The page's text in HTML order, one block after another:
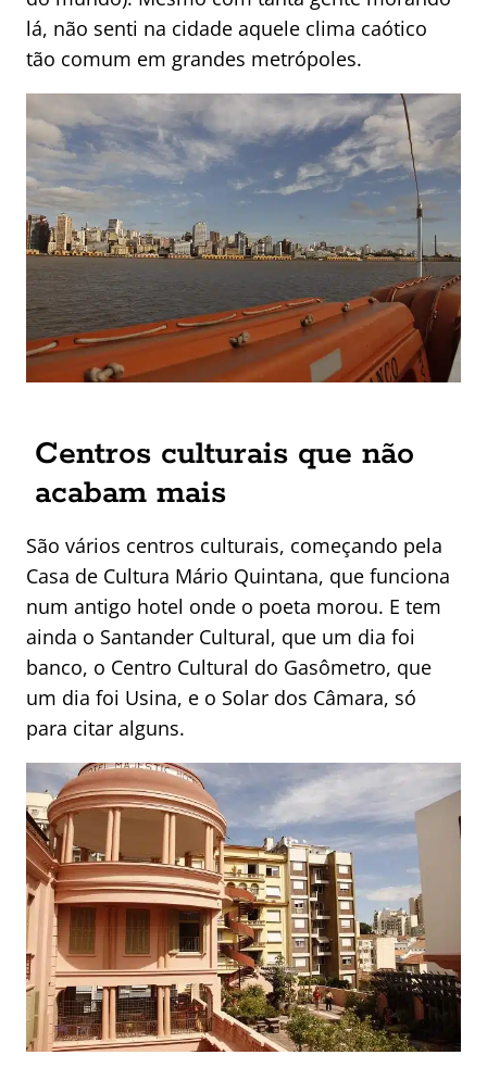
lá, não senti na cidade aquele clima caótico
tão comum em grandes metrópoles.
Centros culturais que não
acabam mais
São vários centros culturais, começando pela
Casa de Cultura Mário Quintana, que funciona
num antigo hotel onde o poeta morou. E tem
ainda o Santander Cultural, que um dia foi
banco, o Centro Cultural do Gasômetro, que
um dia foi Usina, e o Solar dos Câmara, só
para citar alguns.